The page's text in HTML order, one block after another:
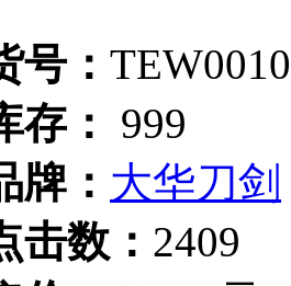
号：
存：
999
牌： 大华刀剑
击数： 2409